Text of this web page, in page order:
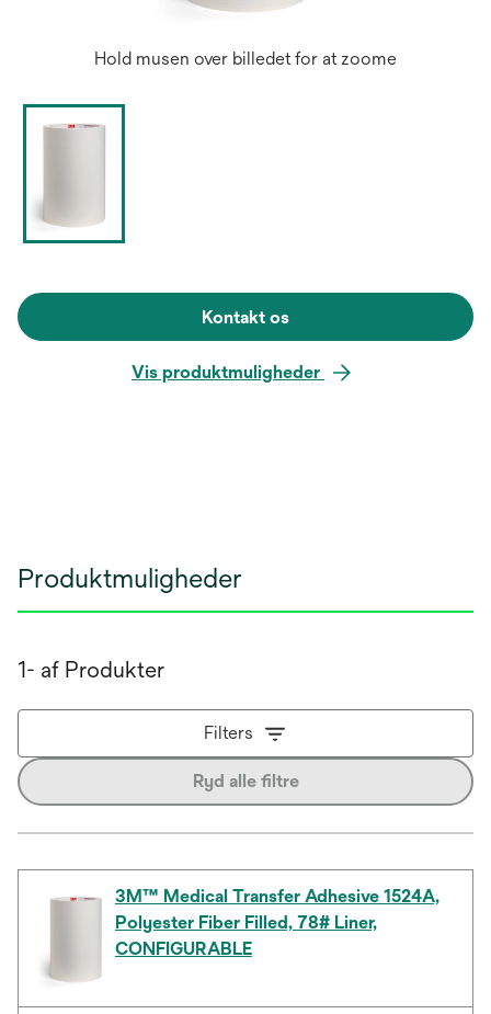
Hold musen over billedet for at zoome
Kontakt os
Vis produktmuligheder
Produktmuligheder
1- af Produkter
Filters
Ryd alle filtre
3M™ Medical Transfer Adhesive 1524A,
Polyester Fiber Filled, 78# Liner,
CONFIGURABLE